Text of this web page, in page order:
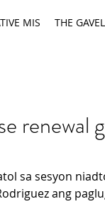
MIS THE GAVEL
renewal
sa sesyon
ang